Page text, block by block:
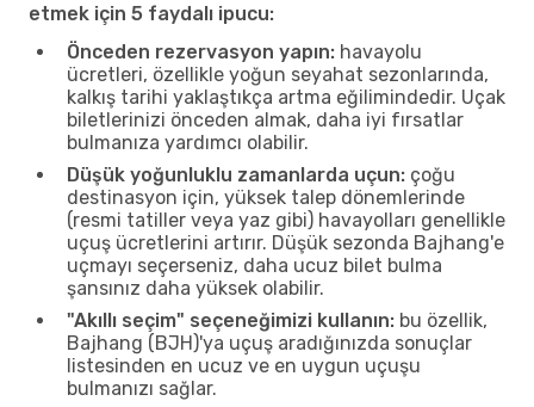
etmek için 5 faydalı ipucu:
Önceden rezervasyon yapın: havayolu
ücretleri, özellikle yoğun seyahat sezonlarında,
kalkış tarihi yaklaştıkça artma eğilimindedir. Uçak
biletlerinizi önceden almak, daha iyi fırsatlar
bulmanıza yardımcı olabilir.
Düşük yoğunluklu zamanlarda uçun: çoğu
destinasyon için, yüksek talep dönemlerinde
(resmi tatiller veya yaz gibi) havayolları genellikle
uçuş ücretlerini artırır. Düşük sezonda Bajhang'e
uçmayı seçerseniz, daha ucuz bilet bulma
şansınız daha yüksek olabilir.
"Akıllı seçim" seçeneğimizi kullanın: bu özellik,
Bajhang (BJH)'ya uçuş aradığınızda sonuçlar
listesinden en ucuz ve en uygun uçuşu
bulmanızı sağlar.